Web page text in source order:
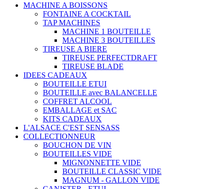
MACHINE A BOISSONS
FONTAINE A COCKTAIL
TAP MACHINES
MACHINE 1 BOUTEILLE
MACHINE 3 BOUTEILLES
TIREUSE A BIERE
TIREUSE PERFECTDRAFT
TIREUSE BLADE
IDEES CADEAUX
BOUTEILLE ETUI
BOUTEILLE avec BALANCELLE
COFFRET ALCOOL
EMBALLAGE et SAC
KITS CADEAUX
L'ALSACE C'EST SENSASS
COLLECTIONNEUR
BOUCHON DE VIN
BOUTEILLES VIDE
MIGNONNETTE VIDE
BOUTEILLE CLASSIC VIDE
MAGNUM - GALLON VIDE